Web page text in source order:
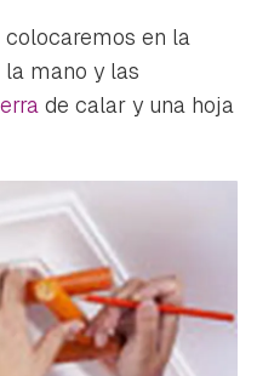
CANCELAR
colocaremos en la
mano y las
de calar y una hoja